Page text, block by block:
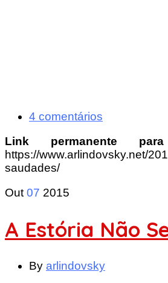
4 comentários
Link permanente
https://www.arlindovsky.net/
saudades/
Out 07 2015
A Estória Não
By arlindovsky